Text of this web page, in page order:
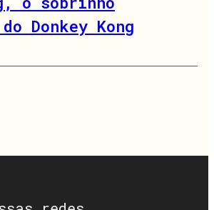
Donkey Kong